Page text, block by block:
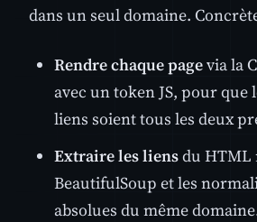
dans un seul domaine.
Rendre chaque pagevia la
avec un token JS, pour que
liens soient tous les deux
Extraire les liensdu HTML
BeautifulSoup et les
absolues du même